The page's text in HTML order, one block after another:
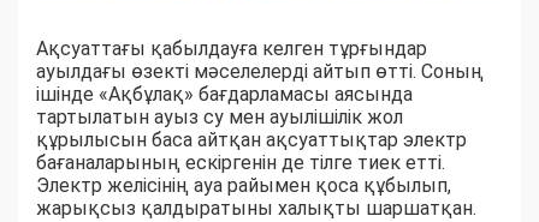
Ақсуаттағы қабылдауға келген тұрғындар
ауылдағы өзекті мәселелерді айтып өтті. Соның
ішінде «Ақбұлақ» бағдарламасы аясында
тартылатын ауыз су мен ауылішілік жол
құрылысын баса айтқан ақсуаттықтар электр
бағаналарының ескіргенін де тілге тиек етті.
Электр желісінің ауа райымен қоса құбылып,
жарықсыз қалдыратыны халықты шаршатқан.